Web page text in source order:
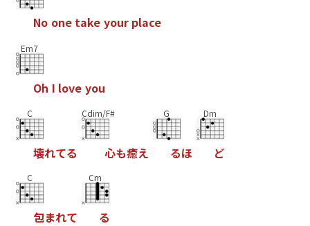
No one take your place
Em7
Oh I love you
C
壊れてる
Cdim/F#
心も癒え
G
るほ
Dm
ど
C
包まれて
Cm
る